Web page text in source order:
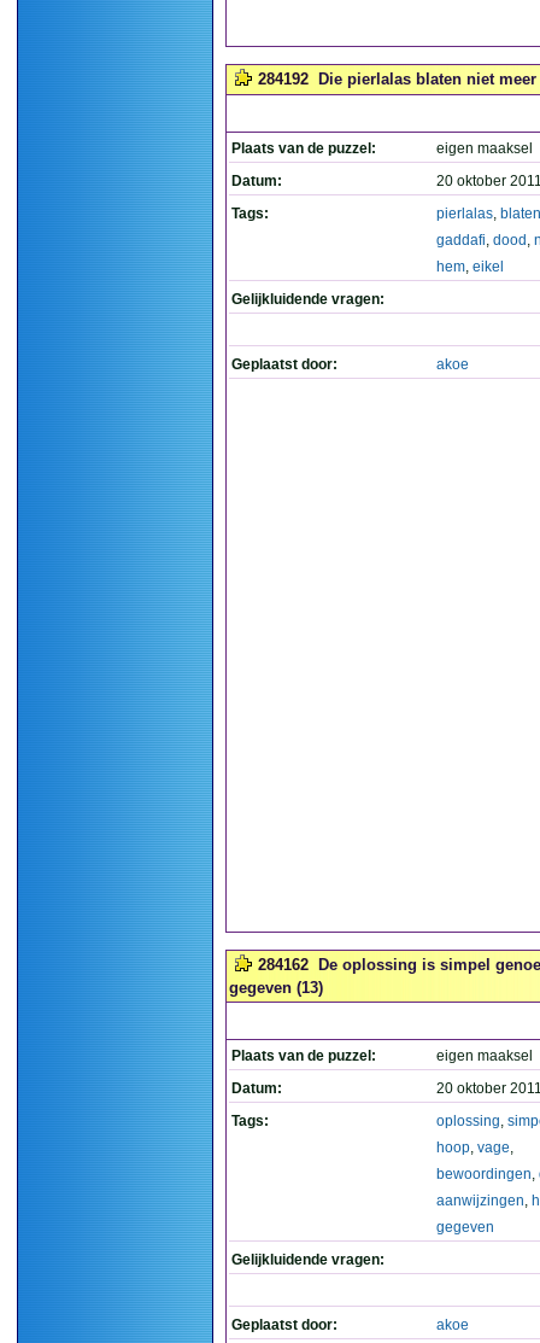
284192 Die pierlalas blaten niet
Plaats van de puzzel:
eigen maaksel
Datum:
20 oktober
Tags:
pierlalas, blaten
gaddafi, dood ,
hem, eikel
Gelijkluidende vragen:
Geplaatst door: akoe
284162
De oplossing is simpel
gegeven (13)
Plaats van de puzzel:
eigen maaksel
Datum:
20 oktober
Tags:
oplossing,
hoop, vage,
bewoordingen,
aanwijzingen,
gegeven
Gelijkluidende vragen:
Geplaatst door: akoe